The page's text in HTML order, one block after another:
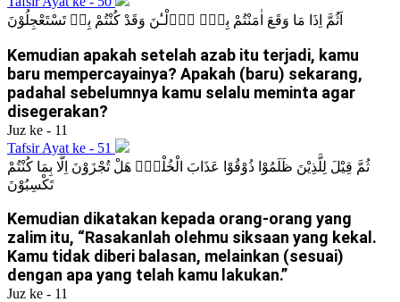
اَثُمَّ اِذَا مَا وَقَعَ اٰمَنْتُمْ بِهٖۗ اٰۤلْـٰٔنَ وَقَدْ كُنْتُمْ بِهٖ تَسْتَعْجِلُوْنَ
Kemudian apakah setelah azab itu terjadi, kamu
baru mempercayainya? Apakah (baru) sekarang,
padahal sebelumnya kamu selalu meminta agar
disegerakan?
Juz ke - 11
Tafsir Ayat ke - 51
ثُمَّ قِيْلَ لِلَّذِيْنَ ظَلَمُوْا ذُوْقُوْا عَذَابَ الْخُلْدِۚ هَلْ تُجْزَوْنَ اِلَّا بِمَا كُنْتُمْ
تَكْسِبُوْنَ
Kemudian dikatakan kepada orang-orang yang
zalim itu, “Rasakanlah olehmu siksaan yang kekal.
Kamu tidak diberi balasan, melainkan (sesuai)
dengan apa yang telah kamu lakukan.”
Juz ke - 11